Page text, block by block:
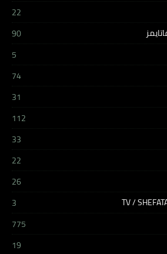
22
90
5
74
31
112
33
22
26
3
775
19